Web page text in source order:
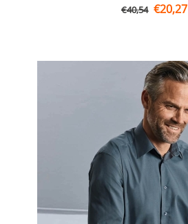
€40,54 €20,27